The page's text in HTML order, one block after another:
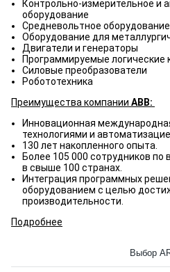
Контрольно-измерительное и
оборудование
Средневольтное оборудование
Оборудование для
Двигатели и генераторы
Программируемые логические
Силовые преобразователи
Робототехника
Преимущества компании ABB:
Инновационная
технологиями и
130 лет накопленного опыта.
Более 105 000 сотрудников
в свыше 100 странах.
Интеграция программных
оборудованием с целью
производительности.
Подробнее
Выбор